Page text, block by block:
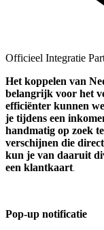
Officieel Integratie
Het koppelen van
belangrijk voor het
efficiënter kunnen
je tijdens een
handmatig op zoek
verschijnen die
kun je van daaruit
een klantkaart
Pop-up notificatie